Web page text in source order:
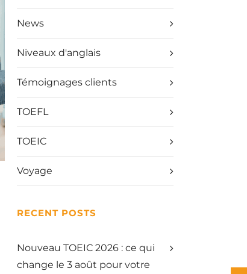
News
Niveaux d'anglais
Témoignages clients
TOEFL
TOEIC
Voyage
RECENT POSTS
Nouveau TOEIC 2026 : ce qui
change le 3 août pour votre